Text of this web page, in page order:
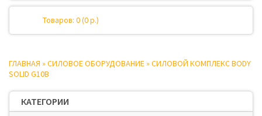
Товаров: 0 (0 р.)
ГЛАВНАЯ » СИЛОВОЕ ОБОРУДОВАНИЕ» СИЛОВОЙ КОМПЛЕКС BODY
SOLID G10B
КАТЕГОРИИ